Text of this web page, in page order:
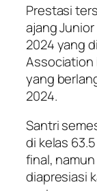
Prestasi
ajang
2024 yang
Association
yang
2024.
Santri
di kelas
final,
diapresiasi